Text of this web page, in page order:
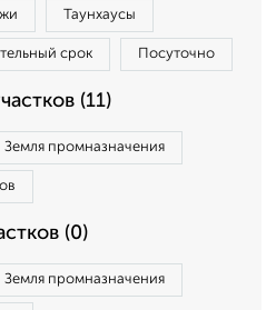
Таунхаусы
срок Посуточно
(11)
Земля промназначения
(0)
Земля промназначения